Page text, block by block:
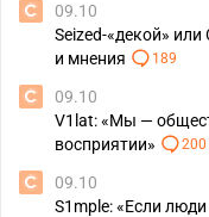
09.10
Seized-«декой»
и мнения
189
09.10
V1lat: «Мы —
восприятии»
200
09.10
S1mple: «Если люди